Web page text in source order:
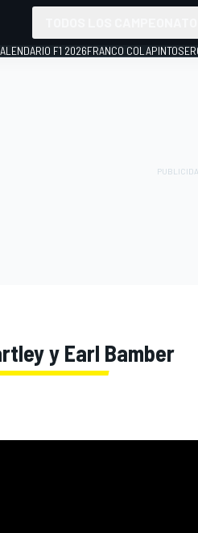
F1 2026FRANCO COLAPINTO
y Earl Bamber